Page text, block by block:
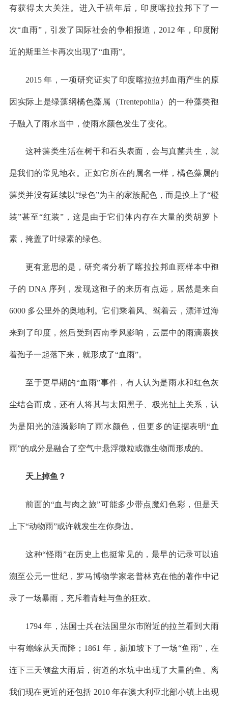
有获得太大关注。进入千禧年后，印度喀拉拉邦下了一
次“血雨”，引发了国际社会的争相报道，2012 年，印度附
近的斯里兰卡再次出现了“血雨”。
2015 年，一项研究证实了印度喀拉拉邦血雨产生的原
因实际上是绿藻纲橘色藻属（Trentepohlia）的一种藻类孢
子融入了雨水当中，使雨水颜色发生了变化。
这种藻类生活在树干和石头表面，会与真菌共生，就
是我们的常见地衣。正如它所在的属名一样，橘色藻属的
藻类并没有延续以“绿色”为主的家族配色，而是换上了“橙
装”甚至“红装”，这是由于它们体内存在大量的类胡萝卜
素，掩盖了叶绿素的绿色。
更有意思的是，研究者分析了喀拉拉邦血雨样本中孢
子的 DNA 序列，发现这孢子的来历有点远，居然是来自
6000 多公里外的奥地利。它们乘着风、驾着云，漂洋过海
来到了印度，然后受到西南季风影响，云层中的雨滴裹挟
着孢子一起落下来，就形成了“血雨”。
至于更早期的“血雨”事件，有人认为是雨水和红色灰
尘结合而成，还有人将其与太阳黑子、极光扯上关系，认
为是阳光的涟漪影响了雨水颜色，但更多的证据表明“血
雨”的成分是融合了空气中悬浮微粒或微生物而形成的。
天上掉鱼？
前面的“血与肉之旅”可能多少带点魔幻色彩，但是天
上下“动物雨”或许就发生在你身边。
这种“怪雨”在历史上也挺常见的，最早的记录可以追
溯至公元一世纪，罗马博物学家老普林克在他的著作中记
录了一场暴雨，充斥着青蛙与鱼的狂欢。
1794 年，法国士兵在法国里尔市附近的拉兰看到大雨
中有蟾蜍从天而降；1861 年，新加坡下了一场“鱼雨”，在
连下三天倾盆大雨后，街道的水坑中出现了大量的鱼。离
我们现在更近的还包括 2010 年在澳大利亚北部小镇上出现